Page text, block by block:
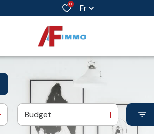
0 Fr
Budget